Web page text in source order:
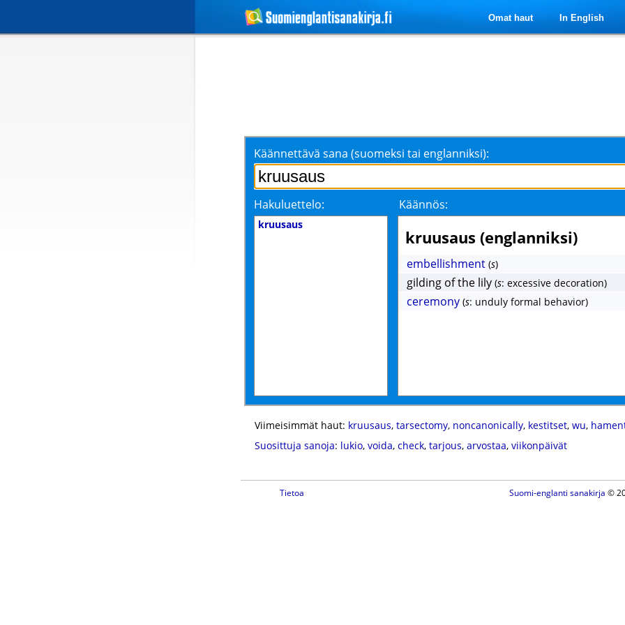
Omat haut In English
Käännettävä sana (suomeksi tai englanniksi):
Hakuluettelo: Käännös:
kruusaus
kruusaus (englanniksi)
embellishment (s)
gilding of the lily (s: excessive decoration)
ceremony (s: unduly formal behavior)
Viimeisimmät haut: kruusaus, tarsectomy, noncanonically, kestitset, wu,
Suosittuja sanoja: lukio, voida, check, tarjous, arvostaa, viikonpäivät
Tietoa Suomi-englanti sanakirja ©